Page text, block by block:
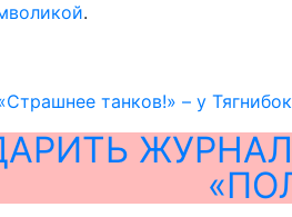
.
танков!» – у